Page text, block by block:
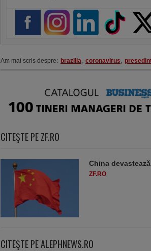
Am mai scris despre: brazilia, coronavirus,
CITEŞTE PE ZF.RO
China
ZF.RO
CITEŞTE PE ALEPHNEWS.RO